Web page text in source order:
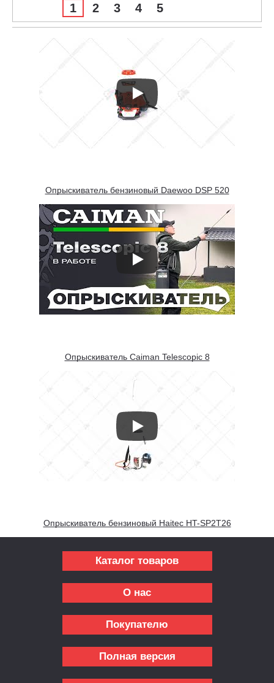
1 2 3 4 5
Опрыскиватель бензиновый Daewoo DSP 520
Опрыскиватель Caiman Telescopic 8
Опрыскиватель бензиновый Haitec HT-SP2T26
Каталог товаров
О нас
Покупателю
Полная версия